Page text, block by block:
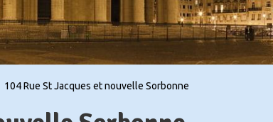
104 Rue St Jacques et nouvelle Sorbonne